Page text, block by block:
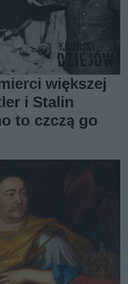
większej
i Stalin
to czczą go